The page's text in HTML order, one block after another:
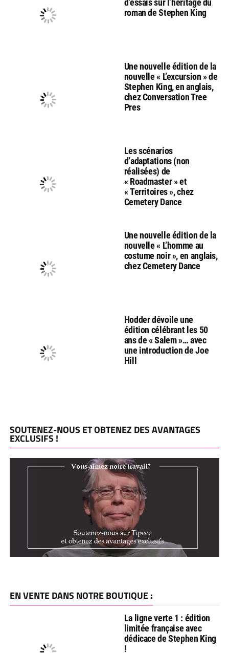
d’essais sur l’héritage du
roman de Stephen King
Une nouvelle édition de la
nouvelle « L’excursion » de
Stephen King, en anglais,
chez Conversation Tree
Pres
Les scénarios
d’adaptations (non
réalisées) de
« Roadmaster » et
« Territoires », chez
Cemetery Dance
Une nouvelle édition de la
nouvelle « L’homme au
costume noir », en anglais,
chez Cemetery Dance
Hodder dévoile une
édition célébrant les 50
ans de « Salem »… avec
une introduction de Joe
Hill
SOUTENEZ-NOUS ET OBTENEZ DES AVANTAGES
EXCLUSIFS !
EN VENTE DANS NOTRE BOUTIQUE :
La ligne verte 1 : édition
limitée française avec
dédicace de Stephen King
!